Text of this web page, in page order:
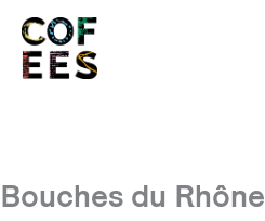
Bouches du Rhône